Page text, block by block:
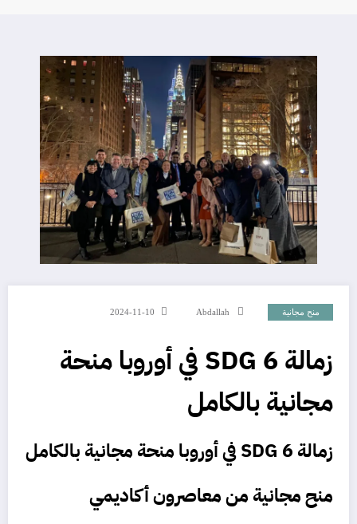
منح مجانية Abdallah
2024-11-10
زمالة SDG 6 في أوروبا منحة
مجانية بالكامل
زمالة SDG 6 في أوروبا منحة مجانية بالكامل
منح مجانية من معاصرون أكاديمي